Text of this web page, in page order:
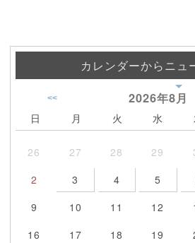
カレンダーからニュ
2026年8月
<<
日 月 火 水
26 27 28 29
2
3 4 5
9
10 11 12
16
17 18 19